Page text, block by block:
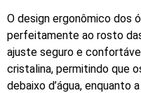
O design ergonômico dos
perfeitamente ao rosto
ajuste seguro e
cristalina, permitindo que
debaixo d’água, enquanto